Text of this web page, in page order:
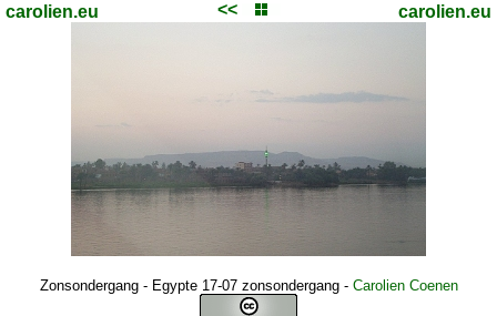
carolien.eu << carolien.eu
Zonsondergang - Egypte 17-07 zonsondergang- Carolien Coenen